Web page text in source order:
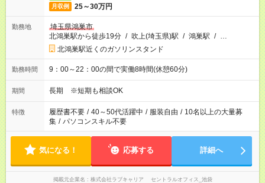
月収例 25～30万円
勤務地
埼玉県鴻巣市
北鴻巣駅から徒歩19分 / 吹上(埼玉県)駅 / 鴻巣駅 / …
北鴻巣駅近くのガソリンスタンド
勤務時間 9：00～22：00の間で実働8時間(休憩60分)
期間 長期 ※短期も相談OK
特徴 履歴書不要 / 40～50代活躍中 / 服装自由 / 10名以上の大量募
集 / パソコンスキル不要
気になる！ 応募する 詳細へ
掲載元企業名 株式会社ラブキャリア セントラルオフィス_池袋